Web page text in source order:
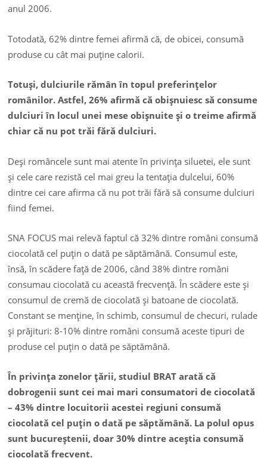
anul 2006.
Totodată, 62% dintre femei afirmă că, de obicei, consumă
produse cu cât mai puţine calorii.
Totuşi, dulciurile rămân în topul preferinţelor
românilor. Astfel, 26% afirmă că obişnuiesc să consume
dulciuri în locul unei mese obişnuite şi o treime afirmă
chiar că nu pot trăi fără dulciuri.
Deşi româncele sunt mai atente în privinţa siluetei, ele sunt
şi cele care rezistă cel mai greu la tentaţia dulcelui, 60%
dintre cei care afirma că nu pot trăi fără să consume dulciuri
fiind femei.
SNA FOCUS mai relevă faptul că 32% dintre români consumă
ciocolată cel puţin o dată pe săptămână. Consumul este,
însă, în scădere faţă de 2006, când 38% dintre români
consumau ciocolată cu această frecvenţă. În scădere este şi
consumul de cremă de ciocolată şi batoane de ciocolată.
Constant se menţine, în schimb, consumul de checuri, rulade
şi prăjituri: 8-10% dintre români consumă aceste tipuri de
produse cel puţin o dată pe săptămână.
În privinţa zonelor ţării, studiul BRAT arată că
dobrogenii sunt cei mai mari consumatori de ciocolată
– 43% dintre locuitorii acestei regiuni consumă
ciocolată cel puţin o dată pe săptămână. La polul opus
sunt bucureştenii, doar 30% dintre aceştia consumă
ciocolată frecvent.